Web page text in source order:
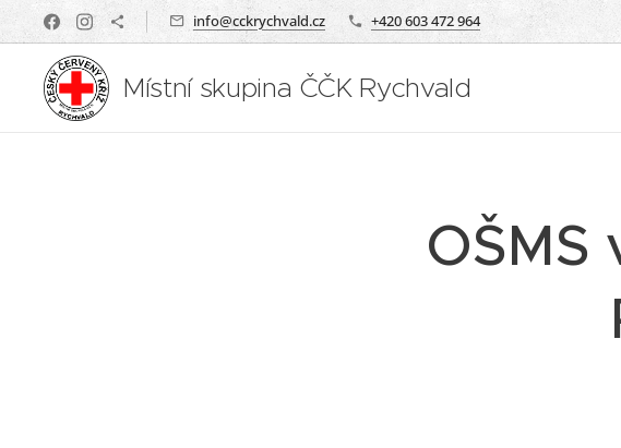
info@cckrychvald.cz +420 603 472 964
Místní skupina ČČK Rychvald
OŠMS